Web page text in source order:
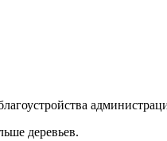
деревьев.